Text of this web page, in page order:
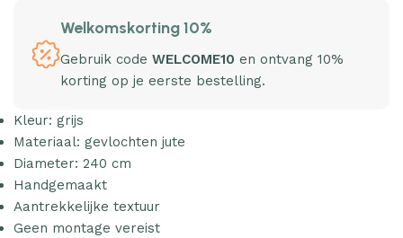
Welkomskorting 10%
Gebruik code WELCOME10 en ontvang 10%
korting op je eerste bestelling.
Kleur: grijs
Materiaal: gevlochten jute
Diameter: 240 cm
Handgemaakt
Aantrekkelijke textuur
Geen montage vereist